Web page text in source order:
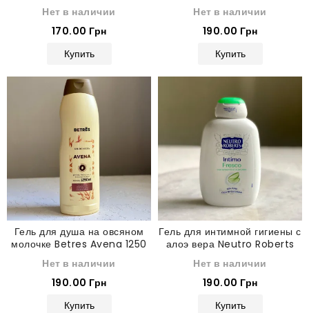
Нет в наличии
170.00 Грн
Купить
Нет в наличии
190.00 Грн
Купить
Гель для душа на овсяном
молочке Betres Avena 1250
Нет в наличии
190.00 Грн
Купить
Гель для интимной гигиены с
алоэ вера Neutro Roberts
Нет в наличии
190.00 Грн
Купить